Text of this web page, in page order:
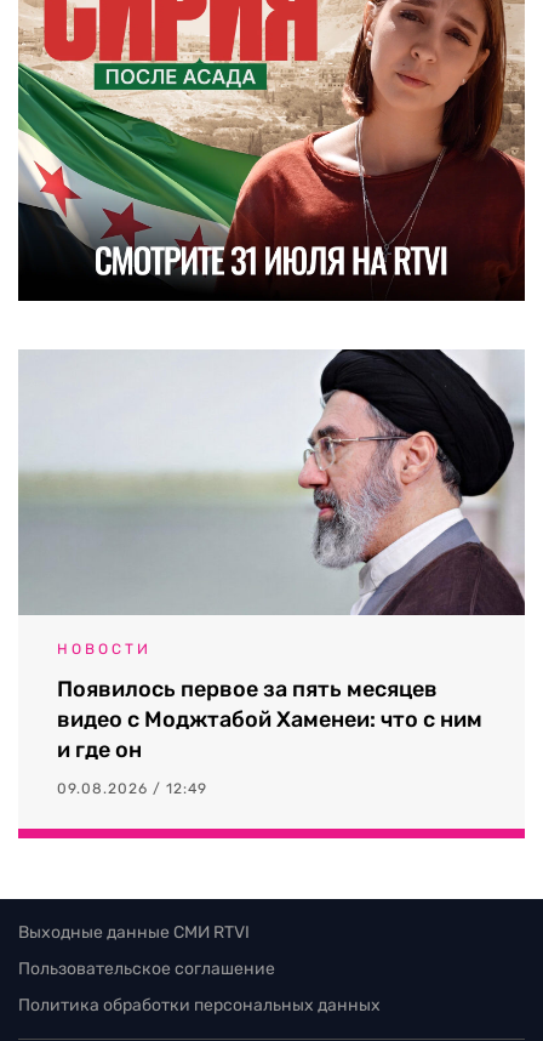
НОВОСТИ
Появилось первое за пять месяцев
видео с Моджтабой Хаменеи: что с ним
и где он
09.08.2026 / 12:49
Выходные данные СМИ RTVI
Пользовательское соглашение
Политика обработки персональных данных